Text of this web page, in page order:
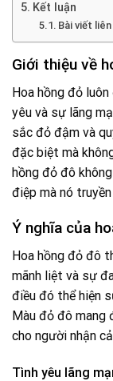
Kết luận
Bài viết
Giới thiệu về
Hoa hồng đỏ
yêu và sự lãng
sắc đỏ đậm và
đặc biệt mà
hồng đỏ đô
điệp mà nó
Ý nghĩa của
Hoa hồng đỏ đô
mãnh liệt và sự
điều đó thể hiện
Màu đỏ đô mang
cho người nhận
Tình yêu lãng